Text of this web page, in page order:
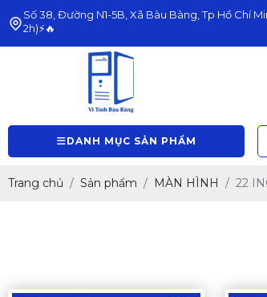
Số 38, Đường N1-5B, Xã Bàu Bàng, Tp Hồ Chí
2h)⚡🔥
DANH MỤC SẢN PHẨM
Trang chủ Sản phẩm MÀN HÌNH 22